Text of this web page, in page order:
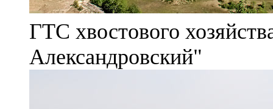
ГТС хвостового
Александровский"